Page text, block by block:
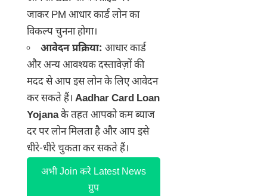
जाकर PM आधार कार्ड लोन का
विकल्प चुनना होगा।
आवेदन प्रक्रिया: आधार कार्ड
और अन्य आवश्यक दस्तावेज़ों की
मदद से आप इस लोन के लिए आवेदन
कर सकते हैं। Aadhar Card Loan
Yojanaके तहत आपको कम ब्याज
दर पर लोन मिलता है और आप इसे
धीरे-धीरे चुकता कर सकते हैं।
अभी Join करे Latest News
ग्रुप